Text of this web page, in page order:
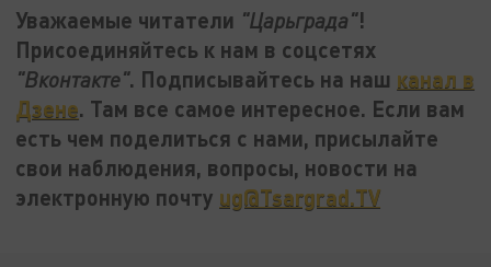
Уважаемые читатели "Царьграда"!
Присоединяйтесь к нам в соцсетях
"Вконтакте". Подписывайтесь на наш канал в
Дзене. Там все самое интересное. Если вам
есть чем поделиться с нами, присылайте
свои наблюдения, вопросы, новости на
электронную почту ug@Tsargrad.TV